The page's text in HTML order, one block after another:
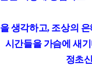
생각하고, 조상의 은
시간들을 가슴에 새
정초